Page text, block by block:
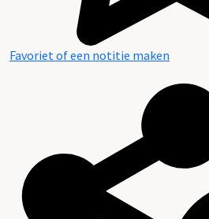
Favoriet of een notitie maken